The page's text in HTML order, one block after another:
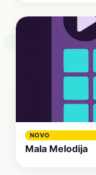
NOVO
Mala Melodija